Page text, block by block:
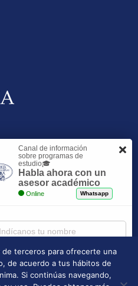
Política de Cookies
de terceros para ofrecerte una
de acuerdo a tus hábitos de
Si continúas navegando,
Canal de información
sobre programas de
estudio🎓
Habla ahora con un
asesor académico
Online Whatsapp
Comenzar chat